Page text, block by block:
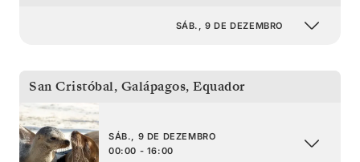
SÁB., 9 DE DEZEMBRO
San Cristóbal, Galápagos, Equador
SÁB., 9 DE DEZEMBRO
00:00 - 16:00